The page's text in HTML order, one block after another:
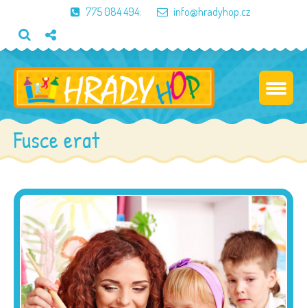
775 084 494; info@hradyhop.cz
Fusce erat